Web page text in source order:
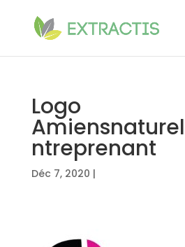
Logo
ntreprenant
Déc 7, 2020 |